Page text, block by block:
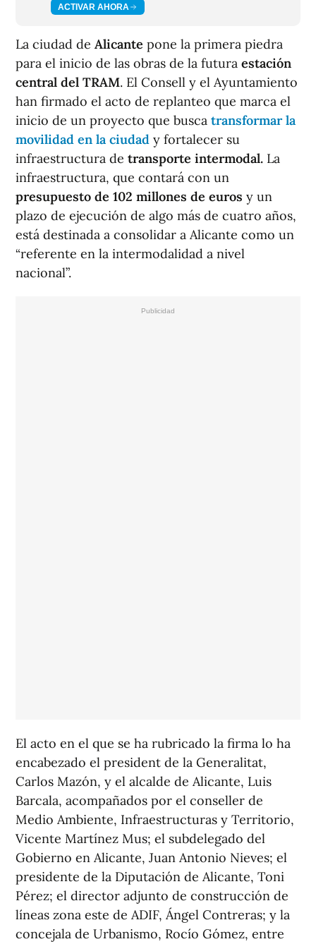
ACTIVAR AHORA
La ciudad de Alicante pone la primera piedra
para el inicio de las obras de la futura estación
central del TRAM. El Consell y el Ayuntamiento
han firmado el acto de replanteo que marca el
inicio de un proyecto que busca transformar la
movilidad en la ciudad y fortalecer su
infraestructura de transporte intermodal. La
infraestructura, que contará con un
presupuesto de 102 millones de euros y un
plazo de ejecución de algo más de cuatro años,
está destinada a consolidar a Alicante como un
“referente en la intermodalidad a nivel
nacional”.
El acto en el que se ha rubricado la firma lo ha
encabezado el president de la Generalitat,
Carlos Mazón, y el alcalde de Alicante, Luis
Barcala, acompañados por el conseller de
Medio Ambiente, Infraestructuras y Territorio,
Vicente Martínez Mus; el subdelegado del
Gobierno en Alicante, Juan Antonio Nieves; el
presidente de la Diputación de Alicante, Toni
Pérez; el director adjunto de construcción de
líneas zona este de ADIF, Ángel Contreras; y la
concejala de Urbanismo, Rocío Gómez, entre